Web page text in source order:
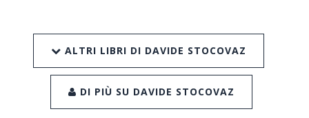
ALTRI LIBRI DI DAVIDE STOCOVAZ
DI PIÙ SU DAVIDE STOCOVAZ